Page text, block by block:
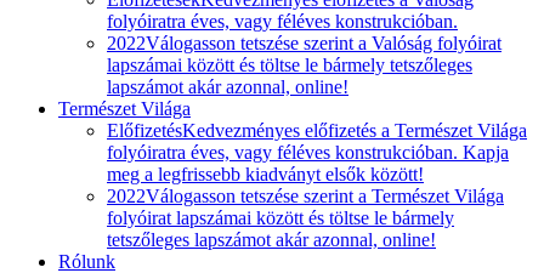
folyóiratra éves, vagy féléves konstrukcióban.
2022Válogasson tetszése szerint a Valóság folyóirat
lapszámai között és töltse le bármely tetszőleges
lapszámot akár azonnal, online!
Természet Világa
ElőfizetésKedvezményes előfizetés a Természet Világa
folyóiratra éves, vagy féléves konstrukcióban. Kapja
meg a legfrissebb kiadványt elsők között!
2022Válogasson tetszése szerint a Természet Világa
folyóirat lapszámai között és töltse le bármely
tetszőleges lapszámot akár azonnal, online!
Rólunk